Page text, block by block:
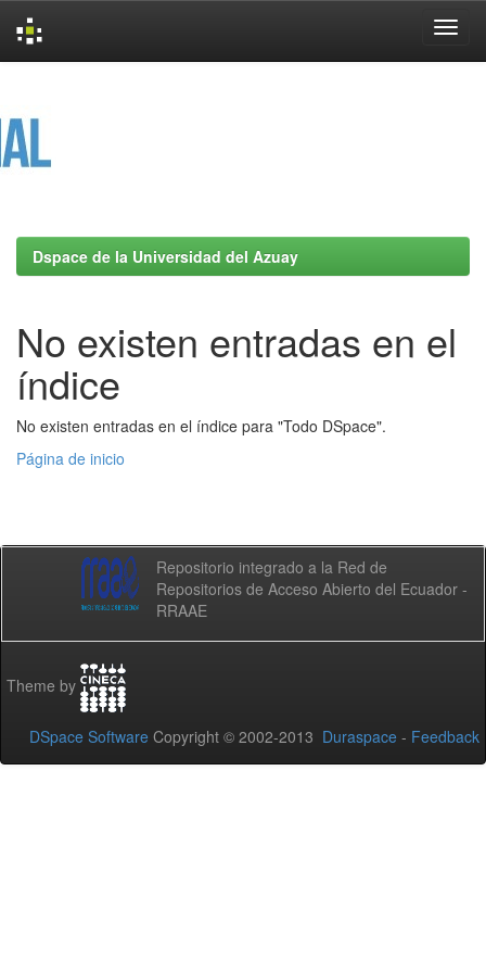
Dspace de la Universidad del Azuay
No existen entradas en el
índice
No existen entradas en el índice para "Todo DSpace".
Página de inicio
Repositorio integrado a la Red de
Repositorios de Acceso Abierto del Ecuador -
RRAAE
Theme by
DSpace Software Copyright © 2002-2013 Duraspace - Feedback